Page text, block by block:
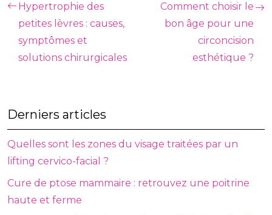
Hypertrophie des
petites lèvres : causes,
symptômes et
solutions chirurgicales
Comment choisir le
bon âge pour une
circoncision
esthétique ?
Derniers articles
Quelles sont les zones du visage traitées par un
lifting cervico-facial ?
Cure de ptose mammaire : retrouvez une poitrine
haute et ferme